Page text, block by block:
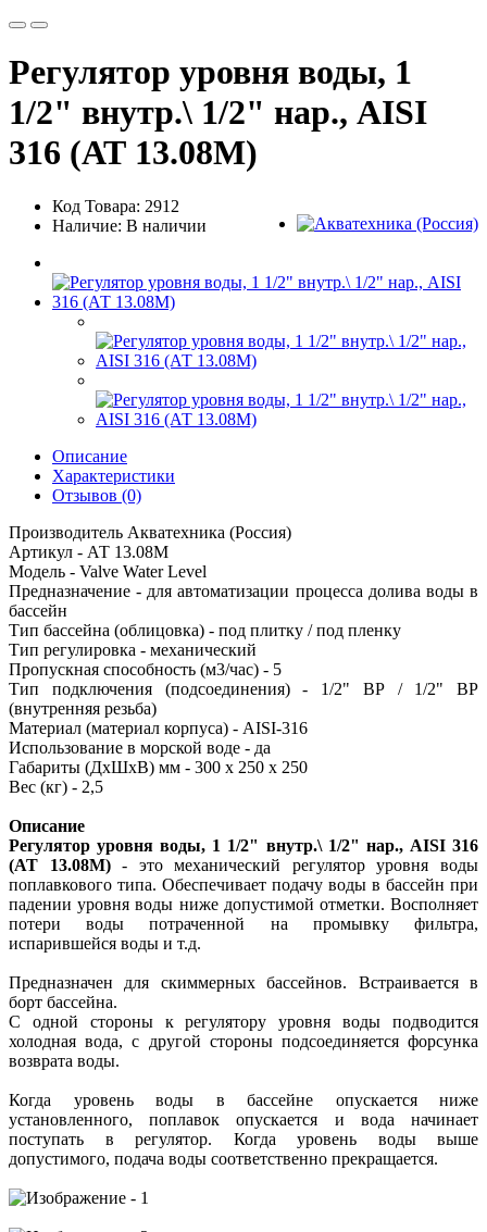
Регулятор уровня воды, 1
1/2" внутр.\ 1/2" нар., AISI
316 (АТ 13.08M)
Код Товара: 2912
Наличие: В наличии
Описание
Характеристики
Отзывов (0)
Производитель Акватехника (Россия)
Артикул - АТ 13.08М
Модель - Valve Water Level
Предназначение - для автоматизации процесса долива воды в
бассейн
Тип бассейна (облицовка) - под плитку / под пленку
Тип регулировка - механический
Пропускная способность (м3/час) - 5
Тип подключения (подсоединения) - 1/2" ВР / 1/2" ВР
(внутренняя резьба)
Материал (материал корпуса) - AISI-316
Использование в морской воде - да
Габариты (ДхШхВ) мм - 300 х 250 х 250
Вес (кг) - 2,5
Описание
Регулятор уровня воды, 1 1/2" внутр.\ 1/2" нар., AISI 316
(АТ 13.08M)- это механический регулятор уровня воды
поплавкового типа. Обеспечивает подачу воды в бассейн при
падении уровня воды ниже допустимой отметки. Восполняет
потери воды потраченной на промывку фильтра,
испарившейся воды и т.д.
Предназначен для скиммерных бассейнов. Встраивается в
борт бассейна.
С одной стороны к регулятору уровня воды подводится
холодная вода, с другой стороны подсоединяется форсунка
возврата воды.
Когда уровень воды в бассейне опускается ниже
установленного, поплавок опускается и вода начинает
поступать в регулятор. Когда уровень воды выше
допустимого, подача воды соответственно прекращается.